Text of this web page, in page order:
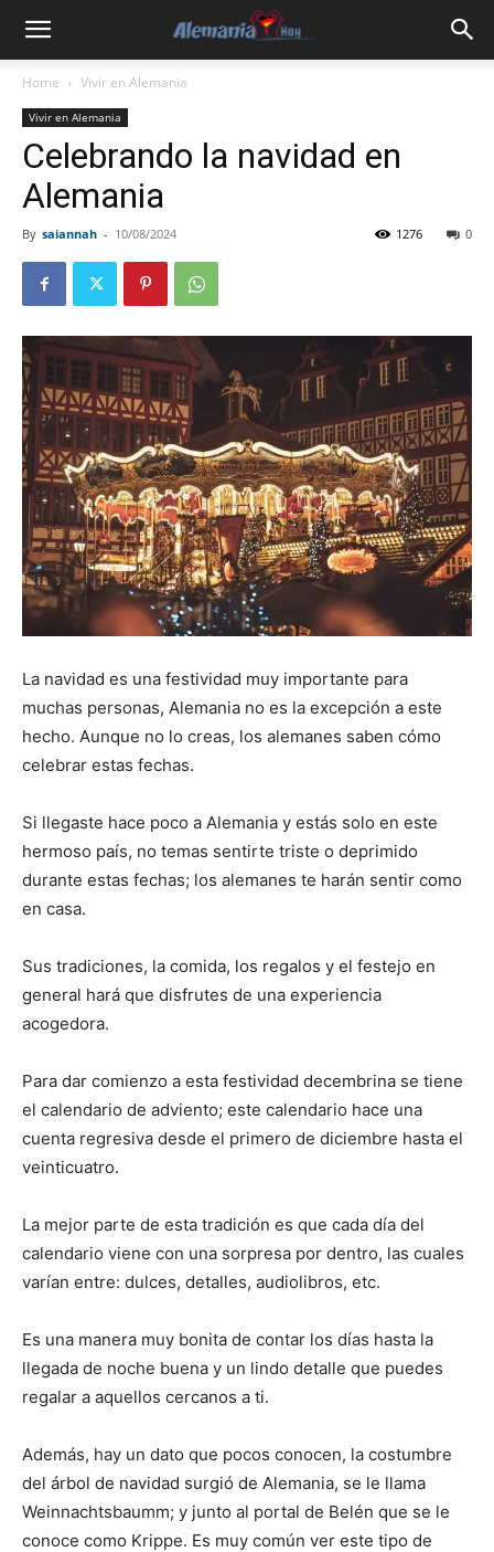
Home Vivir en Alemania
Vivir en Alemania
Celebrando la navidad en
Alemania
By saiannah - 10/08/2024 0
1276
La navidad es una festividad muy importante para
muchas personas, Alemania no es la excepción a este
hecho. Aunque no lo creas, los alemanes saben cómo
celebrar estas fechas.
Si llegaste hace poco a Alemania y estás solo en este
hermoso país, no temas sentirte triste o deprimido
durante estas fechas; los alemanes te harán sentir como
en casa.
Sus tradiciones, la comida, los regalos y el festejo en
general hará que disfrutes de una experiencia
acogedora.
Para dar comienzo a esta festividad decembrina se tiene
el calendario de adviento; este calendario hace una
cuenta regresiva desde el primero de diciembre hasta el
veinticuatro.
La mejor parte de esta tradición es que cada día del
calendario viene con una sorpresa por dentro, las cuales
varían entre: dulces, detalles, audiolibros, etc.
Es una manera muy bonita de contar los días hasta la
llegada de noche buena y un lindo detalle que puedes
regalar a aquellos cercanos a ti.
Además, hay un dato que pocos conocen, la costumbre
del árbol de navidad surgió de Alemania, se le llama
Weinnachtsbaumm; y junto al portal de Belén que se le
conoce como Krippe. Es muy común ver este tipo de